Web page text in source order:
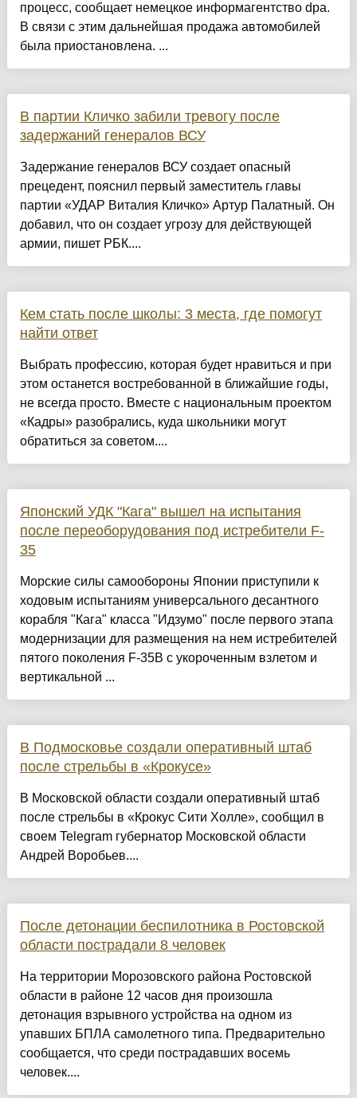
процесс, сообщает немецкое информагентство dpa.
В связи с этим дальнейшая продажа автомобилей
была приостановлена. ...
В партии Кличко забили тревогу после
задержаний генералов ВСУ
Задержание генералов ВСУ создает опасный
прецедент, пояснил первый заместитель главы
партии «УДАР Виталия Кличко» Артур Палатный. Он
добавил, что он создает угрозу для действующей
армии, пишет РБК....
Кем стать после школы: 3 места, где помогут
найти ответ
Выбрать профессию, которая будет нравиться и при
этом останется востребованной в ближайшие годы,
не всегда просто. Вместе с национальным проектом
«Кадры» разобрались, куда школьники могут
обратиться за советом....
Японский УДК "Кага" вышел на испытания
после переоборудования под истребители F-
35
Морские силы самообороны Японии приступили к
ходовым испытаниям универсального десантного
корабля "Кага" класса "Идзумо" после первого этапа
модернизации для размещения на нем истребителей
пятого поколения F-35B с укороченным взлетом и
вертикальной ...
В Подмосковье создали оперативный штаб
после стрельбы в «Крокусе»
В Московской области создали оперативный штаб
после стрельбы в «Крокус Сити Холле», сообщил в
своем Telegram губернатор Московской области
Андрей Воробьев....
После детонации беспилотника в Ростовской
области пострадали 8 человек
На территории Морозовского района Ростовской
области в районе 12 часов дня произошла
детонация взрывного устройства на одном из
упавших БПЛА самолетного типа. Предварительно
сообщается, что среди пострадавших восемь
человек....